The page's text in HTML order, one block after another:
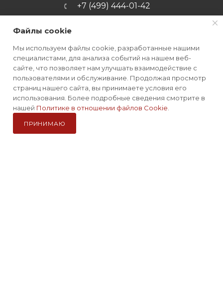
+7 (499) 444-01-42
Офис: г. Москва, Варшавское
шоссе, д. 47, корп. 4, пом. 19
Наша миссия:
СОЗДАВАТЬ ЯРКИЕ ПОЛОЖИТЕЛЬНЫЕ ЭМОЦИИ ОТ
АКТИВНОЙ ЖИЗНИ И ОТДЫХА
Файлы cookie
Мы используем файлы cookie, разработанные нашими
специалистами, для анализа событий на нашем веб-
сайте, что позволяет нам улучшать взаимодействие с
пользователями и обслуживание. Продолжая просмотр
страниц нашего сайта, вы принимаете условия его
использования. Более подробные сведения смотрите в
нашей Политике в отношении файлов Cookie
ПРИНИМАЮ
Каталог
Избранные